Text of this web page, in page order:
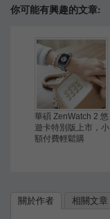
你可能有興趣的文章:
華碩 ZenWatch 2 悠
遊卡特別版上市，小
額付費輕鬆購
關於作者 相關文章